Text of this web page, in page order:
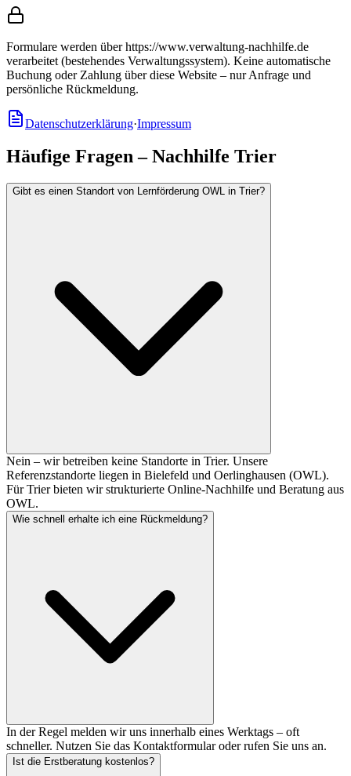
Formulare werden über https://www.verwaltung-nachhilfe.de
verarbeitet (bestehendes Verwaltungssystem). Keine automatische
Buchung oder Zahlung über diese Website – nur Anfrage und
persönliche Rückmeldung.
Datenschutzerklärung·Impressum
Häufige Fragen – Nachhilfe Trier
Gibt es einen Standort von Lernförderung OWL in Trier?
Nein – wir betreiben keine Standorte in Trier. Unsere
Referenzstandorte liegen in Bielefeld und Oerlinghausen (OWL).
Für Trier bieten wir strukturierte Online-Nachhilfe und Beratung aus
OWL.
Wie schnell erhalte ich eine Rückmeldung?
In der Regel melden wir uns innerhalb eines Werktags – oft
schneller. Nutzen Sie das Kontaktformular oder rufen Sie uns an.
Ist die Erstberatung kostenlos?